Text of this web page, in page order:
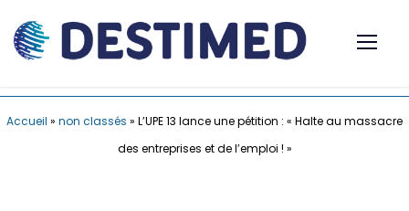
Accueil » non classés » L’UPE 13 lance une pétition : « Halte au massacre
des entreprises et de l’emploi ! »